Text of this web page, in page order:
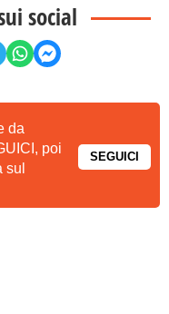
social
da
poi
sul
SEGUICI